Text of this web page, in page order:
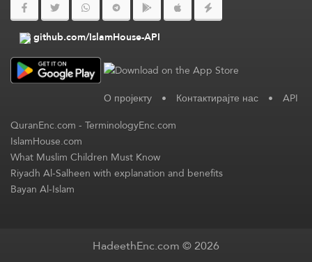
github.com/IslamHouse-API
О пројекту • Контактирајте нас • API
QuranEnc.com-TerminologyEnc.com
IslamHouse.com
What Muslim Children Must Know
Riyadh Al-Salheen with explanation and benefits
Bayan Al-Islam
HadeethEnc.com © 2026